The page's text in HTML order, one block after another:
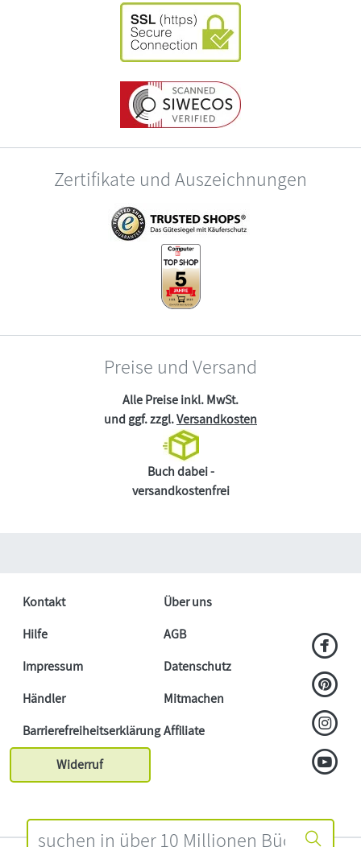
Zertifikate und Auszeichnungen
Preise und Versand
Alle Preise inkl. MwSt.
und ggf. zzgl.Versandkosten
Buch dabei -
versandkostenfrei
Kontakt
Über uns
Hilfe
AGB
Impressum
Datenschutz
Händler
Mitmachen
BarrierefreiheitserklärungAffiliate
Widerruf